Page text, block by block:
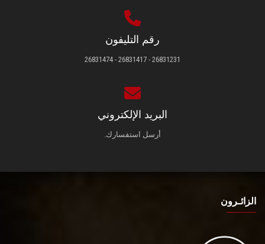
رقم التليفون
26831231 - 26831417 - 26831474
البريد الإلكتروني
أرسل استفسارك.
الزائـرون